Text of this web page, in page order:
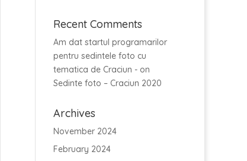
Recent Comments
Am dat startul programarilor
pentru sedintele foto cu
tematica de Craciun -on
Sedinte foto – Craciun 2020
Archives
November 2024
February 2024